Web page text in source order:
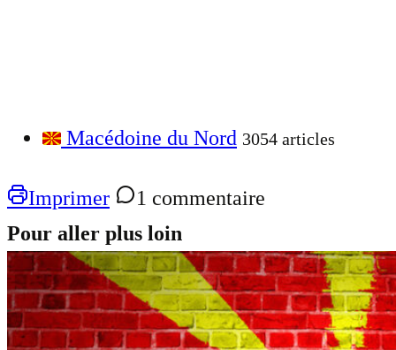
Macédoine du Nord 3054 articles
Imprimer
1 commentaire
Pour aller plus loin